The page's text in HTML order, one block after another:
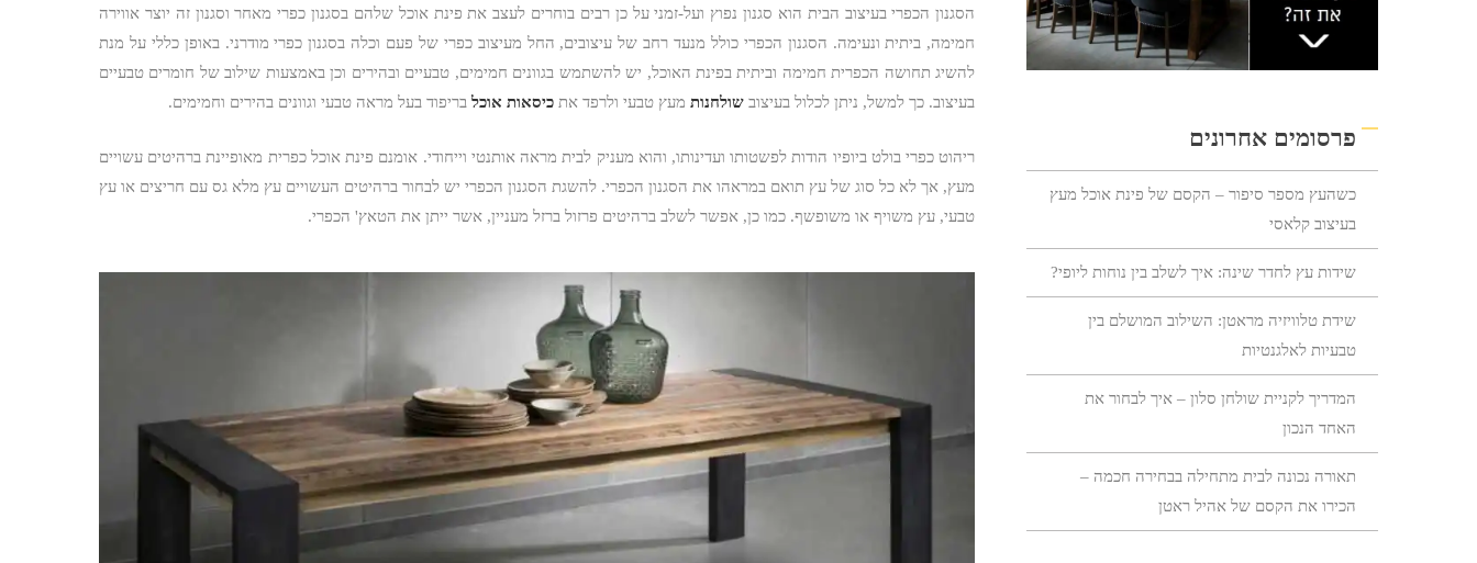
הסגנון הכפרי בעיצוב הבית הוא סגנון נפוץ ועל-זמני על כן רבים בוחרים לעצב את פינת אוכל שלהם בסגנון כפרי מאחר וסגנון זה יוצר אווירה
חמימה, ביתית ונעימה. הסגנון הכפרי כולל מנעד רחב של עיצובים, החל מעיצוב כפרי של פעם וכלה בסגנון כפרי מודרני. באופן כללי על מנת
להשיג תחושה הכפרית חמימה וביתית בפינת האוכל, יש להשתמש בגוונים חמימים, טבעיים ובהירים וכן באמצעות שילוב של חומרים טבעיים
בעיצוב. כך למשל, ניתן לכלול בעיצוב שולחנותמעץ טבעי ולרפד את כיסאות אוכלבריפוד בעל מראה טבעי וגוונים בהירים וחמימים.
ריהוט כפרי בולט ביופיו הודות לפשטותו ועדינותו, והוא מעניק לבית מראה אותנטי וייחודי. אומנם פינת אוכל כפרית מאופיינת ברהיטים עשויים
מעץ, אך לא כל סוג של עץ תואם במראהו את הסגנון הכפרי. להשגת הסגנון הכפרי יש לבחור ברהיטים העשויים עץ מלא גס עם חריצים או עץ
טבעי, עץ משויף או משופשף. כמו כן, אפשר לשלב ברהיטים פרזול ברזל מעניין, אשר ייתן את הטאץ' הכפרי.
פרסומים אחרונים
כשהעץ מספר סיפור – הקסם של פינת אוכל מעץ
בעיצוב קלאסי
שידות עץ לחדר שינה: איך לשלב בין נוחות ליופי?
שידת טלוויזיה מראטן: השילוב המושלם בין
טבעיות לאלגנטיות
המדריך לקניית שולחן סלון – איך לבחור את
האחד הנכון
תאורה נכונה לבית מתחילה בבחירה חכמה –
הכירו את הקסם של אהיל ראטן